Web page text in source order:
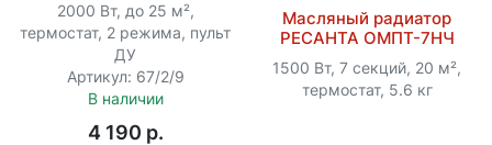
2000 Вт, до 25 м²,
термостат, 2 режима, пульт
ДУ
Артикул: 67/2/9
В наличии
4 190 p.
Масляный радиатор
РЕСАНТА ОМПТ-7НЧ
1500 Вт, 7 секций, 20 м²,
термостат, 5.6 кг